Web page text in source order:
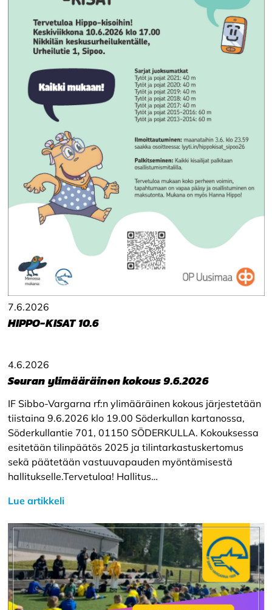
7.6.2026
HIPPO-KISAT 10.6
4.6.2026
Seuran ylimääräinen kokous 9.6.2026
IF Sibbo-Vargarna rf:n ylimääräinen kokous järjestetään
tiistaina 9.6.2026 klo 19.00 Söderkullan kartanossa,
Söderkullantie 701, 01150 SÖDERKULLA. Kokouksessa
esitetään tilinpäätös 2025 ja tilintarkastuskertomus
sekä päätetään vastuuvapauden myöntämisestä
hallitukselle.Tervetuloa! Hallitus…
Lue artikkeli